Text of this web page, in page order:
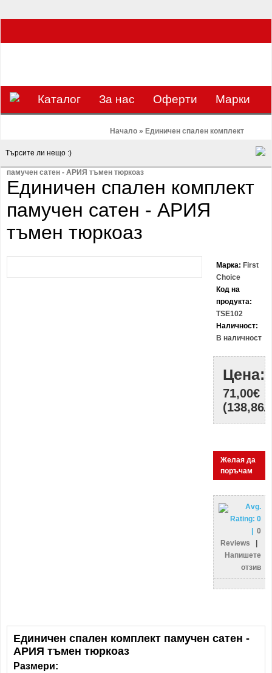
Каталог За нас Оферти Mарки
Начало » Единичен спален комплект
памучен сатен - АРИЯ тъмен тюркоаз
Единичен спален комплект
памучен сатен - АРИЯ
тъмен тюркоаз
Марка: First
Choice
Код на
продукта:
TSE102
Наличност:
В наличност
Цена:
71,00€
Желая да
поръчам
Avg.
Rating: 0
0
Reviews
Напишете
отзив
Единичен спален комплект памучен сатен -
АРИЯ тъмен тюркоаз
Размери: